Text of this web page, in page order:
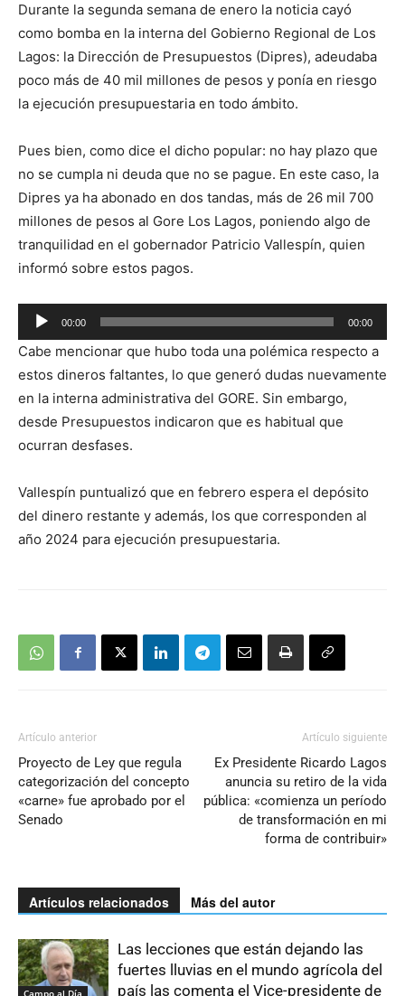
Durante la segunda semana de enero la noticia cayó
como bomba en la interna del Gobierno Regional de Los
Lagos: la Dirección de Presupuestos (Dipres), adeudaba
poco más de 40 mil millones de pesos y ponía en riesgo
la ejecución presupuestaria en todo ámbito.
Pues bien, como dice el dicho popular: no hay plazo que
no se cumpla ni deuda que no se pague. En este caso, la
Dipres ya ha abonado en dos tandas, más de 26 mil 700
millones de pesos al Gore Los Lagos, poniendo algo de
tranquilidad en el gobernador Patricio Vallespín, quien
informó sobre estos pagos.
Reproductor
de
audio
00:00 00:00
Cabe mencionar que hubo toda una polémica respecto a
estos dineros faltantes, lo que generó dudas nuevamente
en la interna administrativa del GORE. Sin embargo,
desde Presupuestos indicaron que es habitual que
ocurran desfases.
Vallespín puntualizó que en febrero espera el depósito
del dinero restante y además, los que corresponden al
año 2024 para ejecución presupuestaria.
Artículo anterior
Proyecto de Ley que regula
categorización del concepto
«carne» fue aprobado por el
Senado
Artículo siguiente
Ex Presidente Ricardo Lagos
anuncia su retiro de la vida
pública: «comienza un período
de transformación en mi
forma de contribuir»
Artículos relacionados Más del autor
Campo al Día
Las lecciones que están dejando las
fuertes lluvias en el mundo agrícola del
país las comenta el Vice-presidente de